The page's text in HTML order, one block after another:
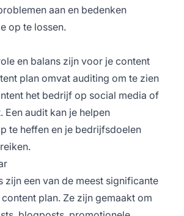
aan en bedenken
op te lossen.
en balans zijn voor je content
plan omvat auditing om te zien
het bedrijf op social media of
Een audit kan je helpen
te heffen en je bedrijfsdoelen
zijn een van de meest significante
plan. Ze zijn gemaakt om